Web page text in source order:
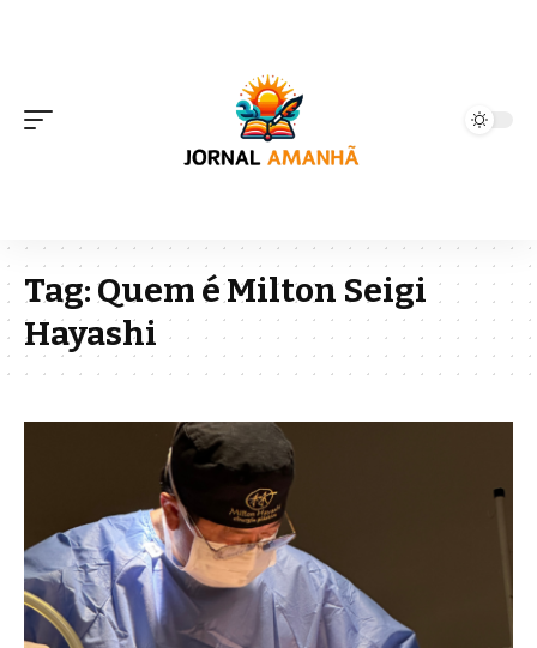
Tag:Quem é Milton Seigi
Hayashi